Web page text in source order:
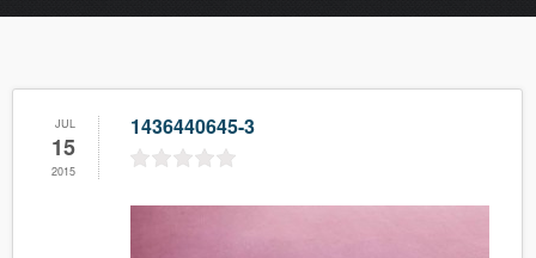
JUL
15
2015
1436440645-3